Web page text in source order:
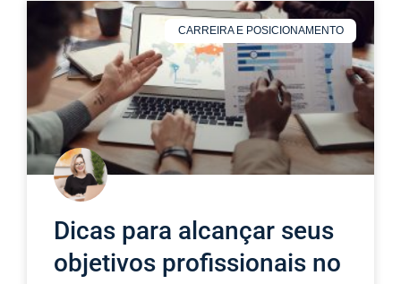
CARREIRA E POSICIONAMENTO
Dicas para alcançar seus
objetivos profissionais no